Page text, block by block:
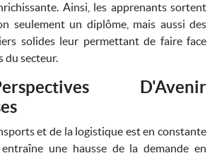
Ainsi, les apprenants sortent
seulement un diplôme, mais aussi des
solides leur permettant de faire face
du secteur.
D'Avenir
et de la logistique est en constante
une hausse de la demande en